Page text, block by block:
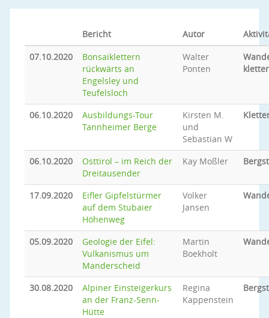
Bericht Autor
07.10.2020
Bonsaiklettern
rückwärts an
Engelsley und
Teufelsloch
Walter
Ponten
06.10.2020
Ausbildungs-Tour
Tannheimer Berge
Kirsten M.
und
Sebastian W
06.10.2020
Osttirol – im Reich der
Dreitausender
Kay Moßler
17.09.2020
Eifler Gipfelstürmer
auf dem Stubaier
Höhenweg
Volker
Jansen
05.09.2020
Geologie der Eifel:
Vulkanismus um
Manderscheid
Martin
Boekholt
30.08.2020
Alpiner Einsteigerkurs
an der Franz-Senn-
Hütte
Regina
Kappenstein